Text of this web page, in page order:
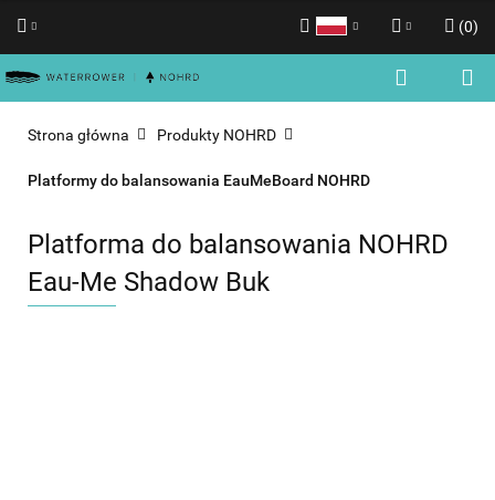
Zaloguj się
Zgody cookies
(0)
Strona główna Produkty NOHRD
Platformy do balansowania EauMeBoard NOHRD
Platforma do balansowania NOHRD
Eau-Me Shadow Buk